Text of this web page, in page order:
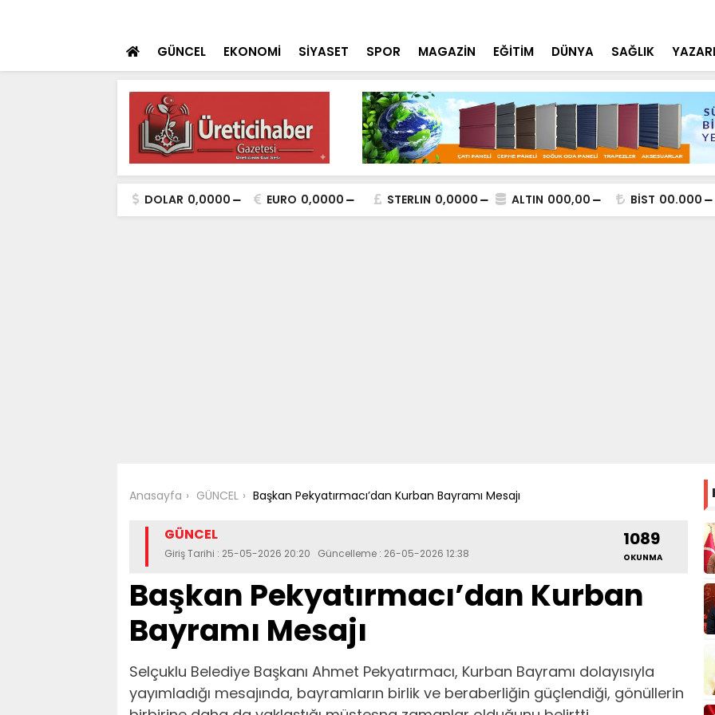
GÜNCEL EKONOMİ SİYASET SPOR MAGAZİN EĞİTİM DÜNYA SAĞLIK
DOLAR 0,0000 EURO 0,0000 STERLIN 0,0000 ALTIN 000,00 BİST 00.000
Anasayfa GÜNCEL Başkan Pekyatırmacı’dan Kurban Bayramı Mesajı
GÜNCEL
Giriş Tarihi : 25-05-2026 20:20 Güncelleme : 26-05-2026 12:38
1089
OKUNMA
Başkan Pekyatırmacı’dan Kurban
Bayramı Mesajı
Selçuklu Belediye Başkanı Ahmet Pekyatırmacı, Kurban Bayramı dolayısıyla
yayımladığı mesajında, bayramların birlik ve beraberliğin güçlendiği, gönüllerin